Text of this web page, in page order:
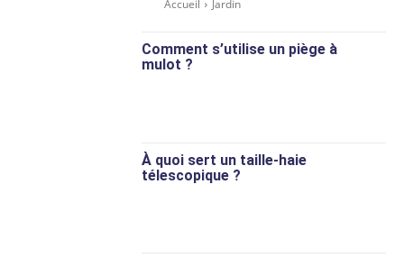
Accueil Jardin
Comment s’utilise un piège à
mulot ?
À quoi sert un taille-haie
télescopique ?